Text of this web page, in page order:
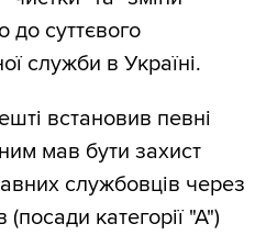
до суттєвого
служби в Україні.
встановив певні
мав бути захист
службовців через
(посади категорії "А")